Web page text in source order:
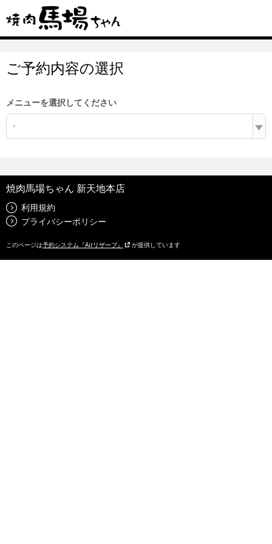
ご予約内容の選択
メニューを選択してください
-
焼肉馬場ちゃん 新天地本店
利用規約
プライバシーポリシー
このページは予約システム『Airリザーブ』 が提供しています